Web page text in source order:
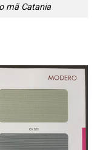
mã Catania